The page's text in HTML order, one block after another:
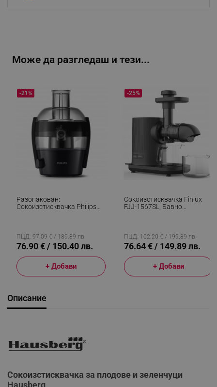
Може да разгледаш и тези...
Разопакован:
Сокоизстисквачка Philips
-21%
ПЦД: 97.09 € / 189.89 лв.
76.90 € / 150.40 лв.
+ Добави
Сокоизстисквачка Finlux
FJJ-1567SL, Бавно
Черен
-25%
ПЦД: 102.20 € / 199.89 лв.
76.64 € / 149.89 лв.
+ Добави
Описание
Сокоизстисквачка за плодове и зеленчуци